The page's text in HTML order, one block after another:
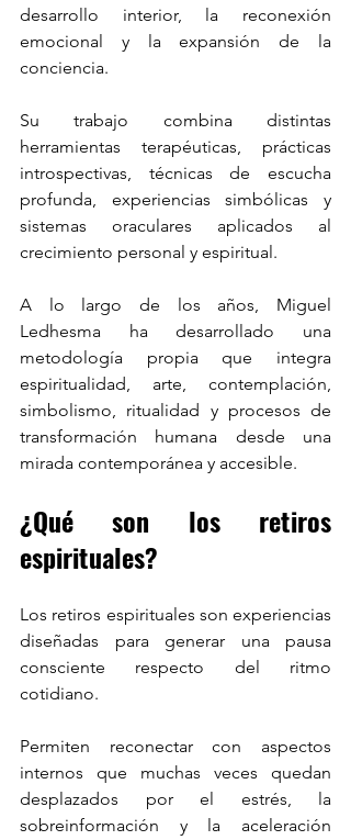
desarrollo interior, la reconexión
emocional y la expansión de la
conciencia.
Su trabajo combina distintas
herramientas terapéuticas, prácticas
introspectivas, técnicas de escucha
profunda, experiencias simbólicas y
sistemas oraculares aplicados al
crecimiento personal y espiritual.
A lo largo de los años, Miguel
Ledhesma ha desarrollado una
metodología propia que integra
espiritualidad, arte, contemplación,
simbolismo, ritualidad y procesos de
transformación humana desde una
mirada contemporánea y accesible.
¿Qué son los retiros
espirituales?
Los retiros espirituales son experiencias
diseñadas para generar una pausa
consciente respecto del ritmo
cotidiano.
Permiten reconectar con aspectos
internos que muchas veces quedan
desplazados por el estrés, la
sobreinformación y la aceleración